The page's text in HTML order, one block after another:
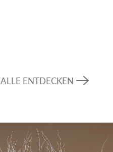
ALLE ENTDECKEN